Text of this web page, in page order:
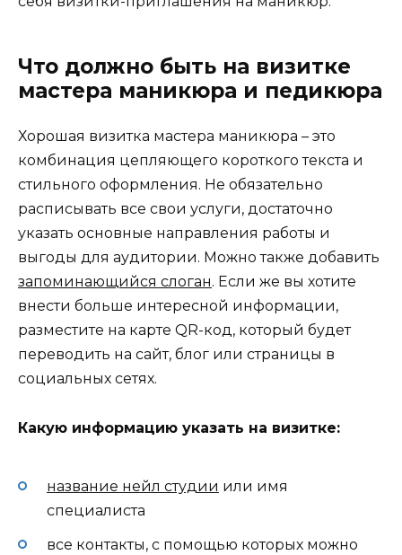
Что должно быть на визитке
мастера маникюра и педикюра
Хорошая визитка мастера маникюра – это
комбинация цепляющего короткого текста и
стильного оформления. Не обязательно
расписывать все свои услуги, достаточно
указать основные направления работы и
выгоды для аудитории. Можно также добавить
запоминающийся слоган. Если же вы хотите
внести больше интересной информации,
разместите на карте QR-код, который будет
переводить на сайт, блог или страницы в
социальных сетях.
Какую информацию указать на визитке:
название нейл студии или имя
специалиста
все контакты, с помощью которых можно